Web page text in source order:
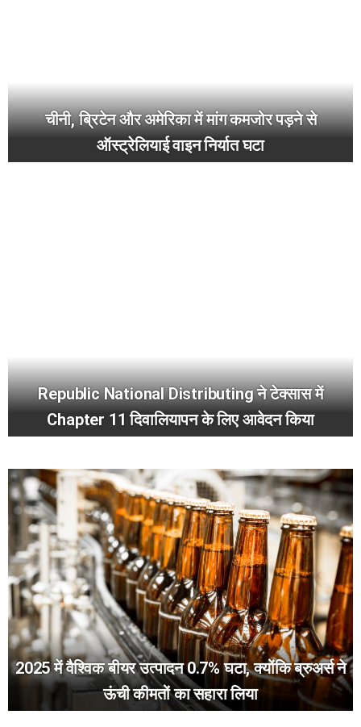
चीनी, ब्रिटेन और अमेरिका में मांग कमजोर पड़ने से
ऑस्ट्रेलियाई वाइन निर्यात घटा
Republic National Distributing ने टेक्सास में
Chapter 11 दिवालियापन के लिए आवेदन किया
2025 में वैश्विक बीयर उत्पादन 0.7% घटा, क्योंकि ब्रुअर्स ने
ऊंची कीमतों का सहारा लिया